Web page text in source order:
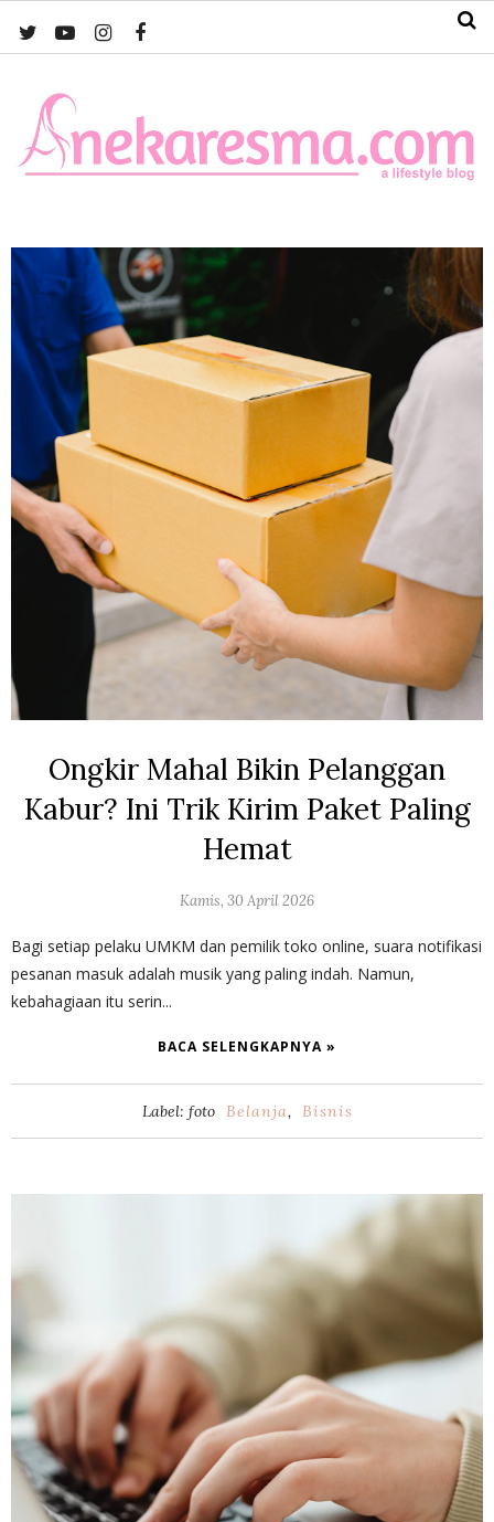
Ongkir Mahal Bikin Pelanggan
Kabur? Ini Trik Kirim Paket Paling
Hemat
Kamis, 30 April 2026
Bagi setiap pelaku UMKM dan pemilik toko online, suara notifikasi
pesanan masuk adalah musik yang paling indah. Namun,
kebahagiaan itu serin...
BACA SELENGKAPNYA »
Label: foto Belanja, Bisnis